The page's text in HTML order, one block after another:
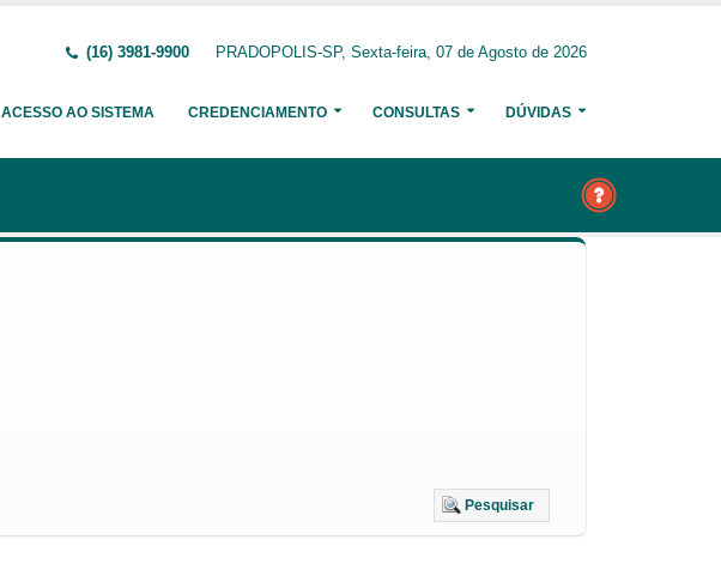
(16) 3981-9900 PRADOPOLIS-SP, Sexta-feira, 07 de Agosto de 2026
ACESSO AO SISTEMA CREDENCIAMENTO CONSULTAS DÚVIDAS
Pesquisar